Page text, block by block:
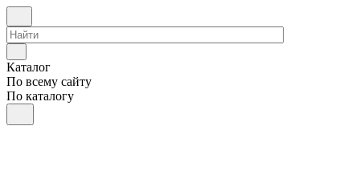
Каталог
По всему сайту
По каталогу